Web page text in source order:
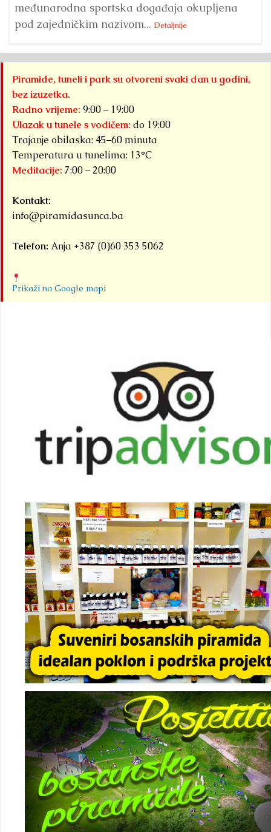
međunarodna sportska događaja okupljena
pod zajedničkim nazivom... Detaljnije
Piramide, tuneli i park su otvoreni svaki dan u godini,
bez izuzetka.
Radno vrijeme: 9:00 – 19:00
Ulazak u tunele s vodičem: do 19:00
Trajanje obilaska: 45–60 minuta
Temperatura u tunelima: 13°C
Meditacije: 7:00 – 20:00
Kontakt:
info@piramidasunca.ba
Telefon: Anja +387 (0)60 353 5062
Prikaži na Google mapi